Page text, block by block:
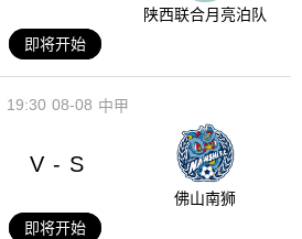
陕西联合月亮泊队
即将开始
08-08
19:30 中甲
V - S
佛山南狮
即将开始